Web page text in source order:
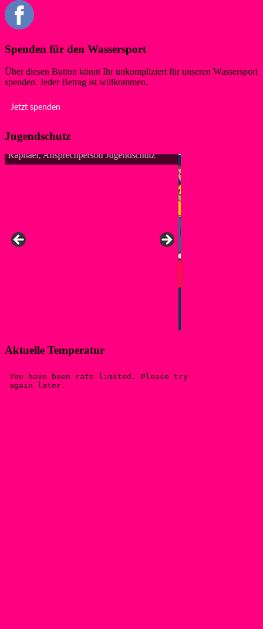
Spenden für den Wassersport
Über diesen Button könnt Ihr unkompliziert für unseren Wassersport
spenden. Jeder Betrag ist willkommen.
Jetzt spenden
Jugendschutz
Aktuelle Temperatur